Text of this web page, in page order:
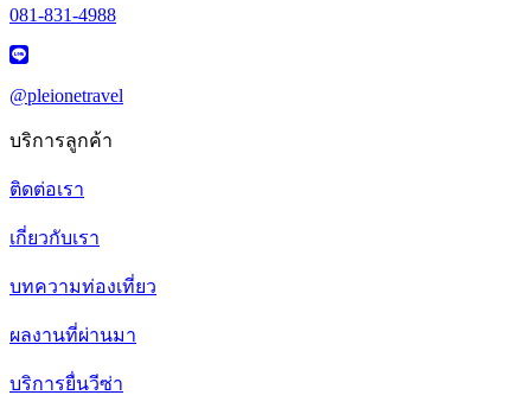
081-831-4988
@pleionetravel
บริการลูกค้า
ติดต่อเรา
เกี่ยวกับเรา
บทความท่องเที่ยว
ผลงานที่ผ่านมา
บริการยื่นวีซ่า